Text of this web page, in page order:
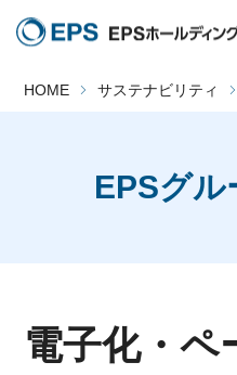
HOME サステナビリティ
EPSグル
電子化・ペ